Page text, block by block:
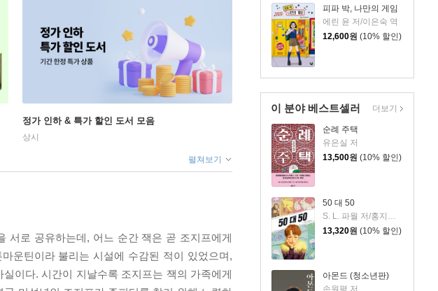
피파 박, 나만의 게임
에린 윤 저/이은숙 역
12,600원 (10% 할인)
이 분야 베스트셀러
순례 주택
유은실 저
13,500원 (10% 할인)
50 대 50
13,320원 (10% 할인)
아몬드 (청소년판)
더보기
정가 인하 & 특가 할인 도서 모음
상시
펼쳐보기
서로 공유하는데, 어느 순간 잭은 곧 조지프에게
운틴이라 불리는 시설에 수감된 적이 있었으며,
이다. 시간이 지날수록 조지프는 잭의 가족에게